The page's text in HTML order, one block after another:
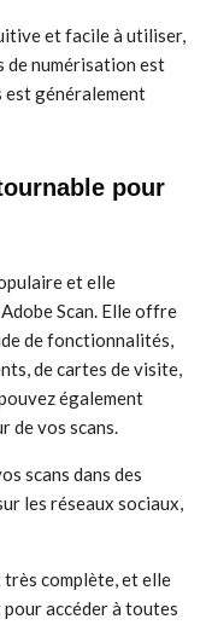
et facile à utiliser,
de numérisation est
est généralement
pour
et elle
Scan. Elle offre
de fonctionnalités,
de cartes de visite,
également
de vos scans.
scans dans des
les réseaux sociaux,
très complète, et elle
pour accéder à toutes